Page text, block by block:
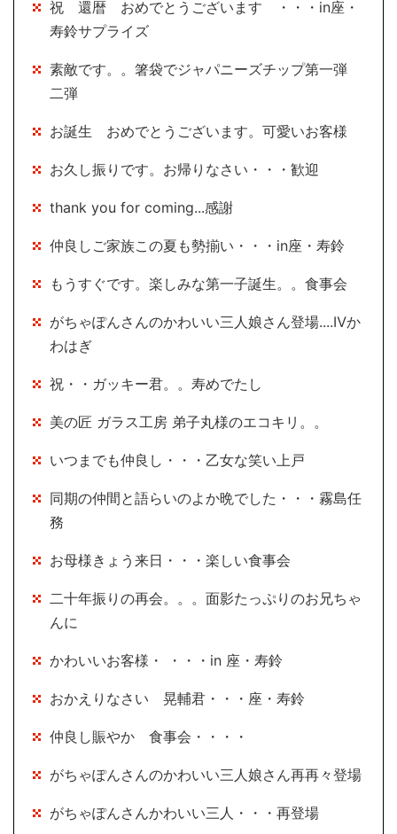
祝 還暦 おめでとうございます ・・・in座・
寿鈴サプライズ
素敵です。。箸袋でジャパニーズチップ第一弾
二弾
お誕生 おめでとうございます。可愛いお客様
お久し振りです。お帰りなさい・・・歓迎
thank you for coming...感謝
仲良しご家族この夏も勢揃い・・・in座・寿鈴
もうすぐです。楽しみな第一子誕生。。食事会
がちゃぽんさんのかわいい三人娘さん登場....Ⅳか
わはぎ
祝・・ガッキー君。。寿めでたし
美の匠 ガラス工房 弟子丸様のエコキリ。。
いつまでも仲良し・・・乙女な笑い上戸
同期の仲間と語らいのよか晩でした・・・霧島任
務
お母様きょう来日・・・楽しい食事会
二十年振りの再会。。。面影たっぷりのお兄ちゃ
んに
かわいいお客様・ ・・・in 座・寿鈴
おかえりなさい 晃輔君・・・座・寿鈴
仲良し賑やか 食事会・・・・
がちゃぽんさんのかわいい三人娘さん再再々登場
がちゃぽんさんかわいい三人・・・再登場